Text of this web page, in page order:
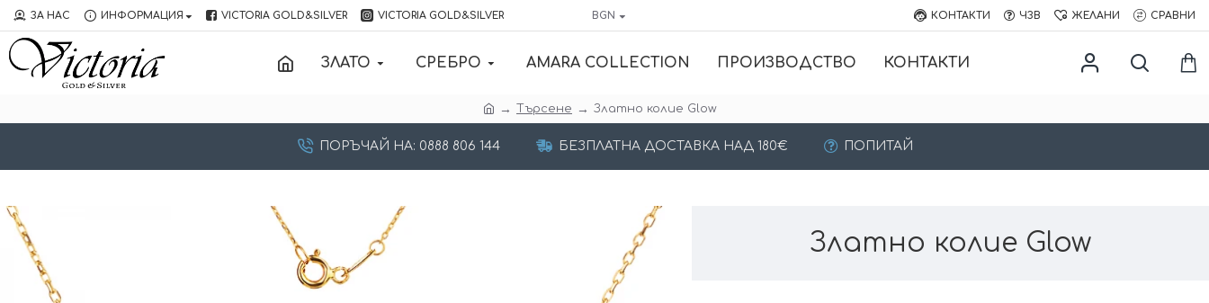
ЗА НАС ИНФОРМАЦИЯ VICTORIA GOLD&SILVER VICTORIA GOLD&SILVER BGN КОНТАКТИ ЧЗВ ЖЕЛАНИ СРАВНИ
ЗЛАТО СРЕБРО AMARA COLLECTION ПРОИЗВОДСТВО КОНТАКТИ
Търсене Златно колие Glow
ПОРЪЧАЙ НА: 0888 806 144 БЕЗПЛАТНА ДОСТАВКА НАД 180€ ПОПИТАЙ
Златно колие Glow